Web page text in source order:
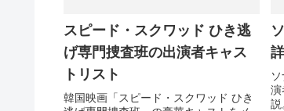
スピード・スクワッド ひき逃
げ専門捜査班の出演者キャス
トリスト
韓国映画「スピード・スクワッド ひき
演
説